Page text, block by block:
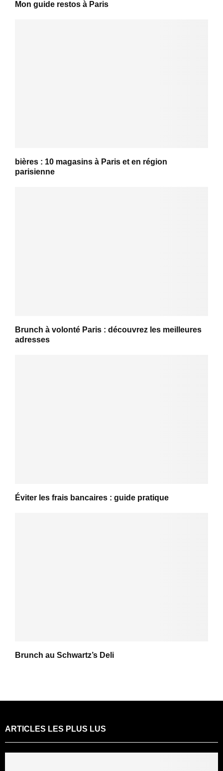
Mon guide restos à Paris
bières : 10 magasins à Paris et en région
parisienne
Brunch à volonté Paris : découvrez les meilleures
adresses
Éviter les frais bancaires : guide pratique
Brunch au Schwartz’s Deli
ARTICLES LES PLUS LUS